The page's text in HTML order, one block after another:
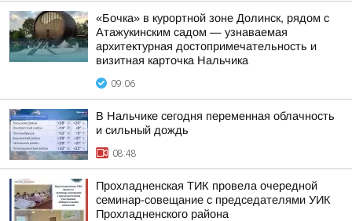
«Бочка» в курортной зоне Долинск, рядом с
Атажукинским садом — узнаваемая
архитектурная достопримечательность и
визитная карточка Нальчика
09:06
В Нальчике сегодня переменная облачность
и сильный дождь
08:48
Прохладненская ТИК провела очередной
семинар-совещание с председателями УИК
Прохладненского района